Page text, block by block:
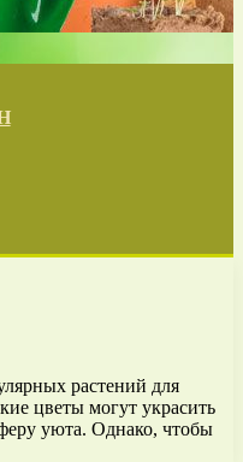
растений для
цветы могут украсить
уюта. Однако, чтобы